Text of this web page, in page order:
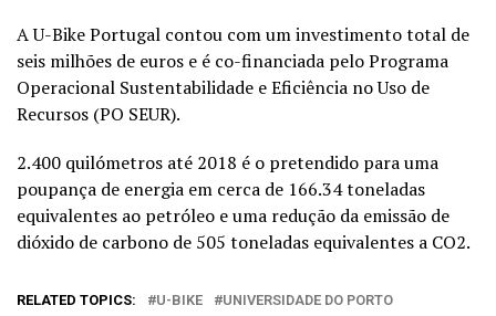
A U-Bike Portugal contou com um investimento total de
seis milhões de euros e é co-financiada pelo Programa
Operacional Sustentabilidade e Eficiência no Uso de
Recursos (PO SEUR).
2.400 quilómetros até 2018 é o pretendido para uma
poupança de energia em cerca de 166.34 toneladas
equivalentes ao petróleo e uma redução da emissão de
dióxido de carbono de 505 toneladas equivalentes a CO2.
RELATED TOPICS: U-BIKE UNIVERSIDADE DO PORTO